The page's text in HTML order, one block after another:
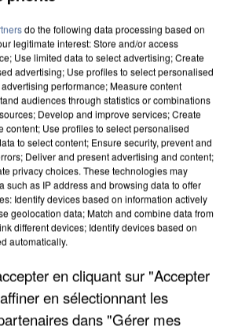
CES CANICULES, LES REFUGES
SONT...
do the following data processing based on
legitimate interest: Store and/or access
Use limited data to select advertising; Create
advertising; Use profiles to select personalised
performance; Measure content
audiences through statistics or combinations
Develop and improve services; Create
content; Use profiles to select personalised
to select content; Ensure security, prevent and
Deliver and present advertising and content;
privacy choices. These technologies may
such as IP address and browsing data to offer
Identify devices based on information actively
geolocation data; Match and combine data from
different devices; Identify devices based on
automatically.
en cliquant sur "Accepter
en sélectionnant les
dans "Gérer mes